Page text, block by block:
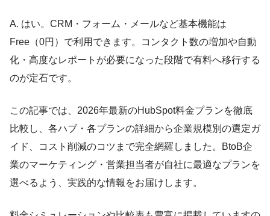
A. はい。CRM・フォーム・メールなど基本機能は
Free（0円）で利用できます。コンタクト数の増加や自動
化・高度なレポートが必要になった段階で有料へ移行する
のが定石です。
この記事では、2026年最新のHubSpot料金プランを徹底
比較し、各ハブ・各プランの詳細から企業規模別の選定ガ
イド、コスト削減のコツまで完全網羅しました。BtoB企
業のマーケティング・営業担当者が自社に最適なプランを
選べるよう、実践的な情報をお届けします。